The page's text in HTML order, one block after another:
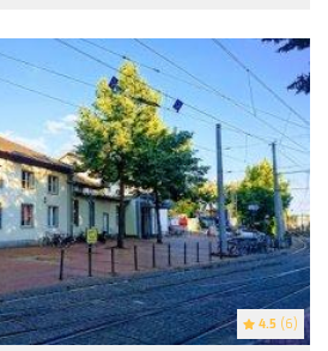
4.5 (6)